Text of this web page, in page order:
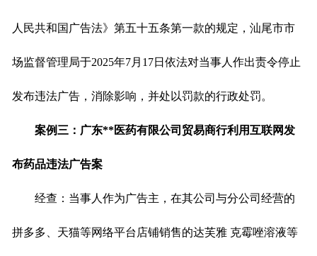
人民共和国广告法》第五十五条第一款的规定，汕尾市市
场监督管理局于2025年7月17日依法对当事人作出责令停止
发布违法广告，消除影响，并处以罚款的行政处罚。
案例三：广东**医药有限公司 贸易商行利用互联网发
布药品违法广告案
经查：当事人作为广告主，在其公司与分公司经营的
拼多多、天猫等网络平台店铺销售的达芙雅 克霉唑溶液等